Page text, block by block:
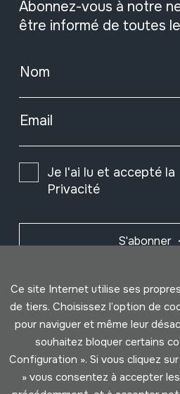
Abonnez-vous à notre
être informé de toutes
Nom
Email
Je l'ai lu et accepté la
Privacité
S'abonner
Ce site Internet utilise ses
de tiers. Choisissez l’option de
pour naviguer et même leur
souhaitez bloquer certains
Configuration ». Si vous cliquez
» vous consentez à accepter